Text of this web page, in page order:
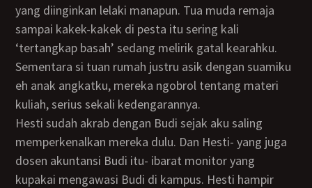
yang diinginkan lelaki manapun. Tua muda remaja
sampai kakek-kakek di pesta itu sering kali
‘tertangkap basah’ sedang melirik gatal kearahku.
Sementara si tuan rumah justru asik dengan suamiku
eh anak angkatku, mereka ngobrol tentang materi
kuliah, serius sekali kedengarannya.
Hesti sudah akrab dengan Budi sejak aku saling
memperkenalkan mereka dulu. Dan Hesti- yang juga
dosen akuntansi Budi itu- ibarat monitor yang
kupakai mengawasi Budi di kampus. Hesti hampir